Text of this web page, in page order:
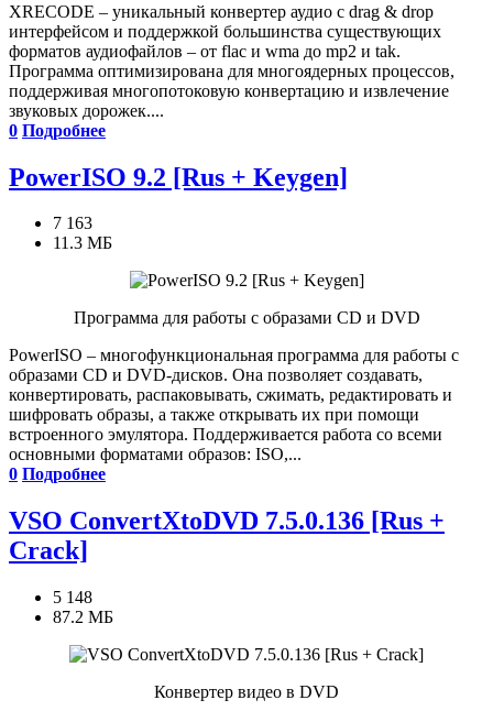
XRECODE – уникальный конвертер аудио с drag & drop
интерфейсом и поддержкой большинства существующих
форматов аудиофайлов – от flac и wma до mp2 и tak.
Программа оптимизирована для многоядерных процессов,
поддерживая многопотоковую конвертацию и извлечение
звуковых дорожек....
0 Подробнее
PowerISO 9.2 [Rus + Keygen]
7 163
11.3 МБ
Программа для работы с образами CD и DVD
PowerISO – многофункциональная программа для работы с
образами CD и DVD-дисков. Она позволяет создавать,
конвертировать, распаковывать, сжимать, редактировать и
шифровать образы, а также открывать их при помощи
встроенного эмулятора. Поддерживается работа со всеми
основными форматами образов: ISO,...
0 Подробнее
VSO ConvertXtoDVD 7.5.0.136 [Rus +
Crack]
5 148
87.2 МБ
Конвертер видео в DVD